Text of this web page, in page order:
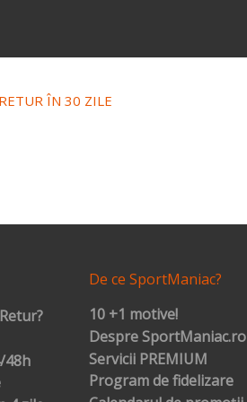
ÎN 30 ZILE
48h
De ce SportManiac?
10 +1 motive!
Despre SportManiac.ro
Servicii PREMIUM
Program de fidelizare